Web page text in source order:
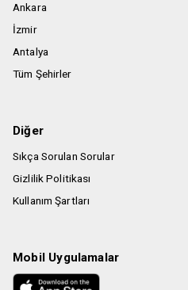
Ankara
İzmir
Antalya
Tüm Şehirler
Diğer
Sıkça Sorulan Sorular
Gizlilik Politikası
Kullanım Şartları
Mobil Uygulamalar